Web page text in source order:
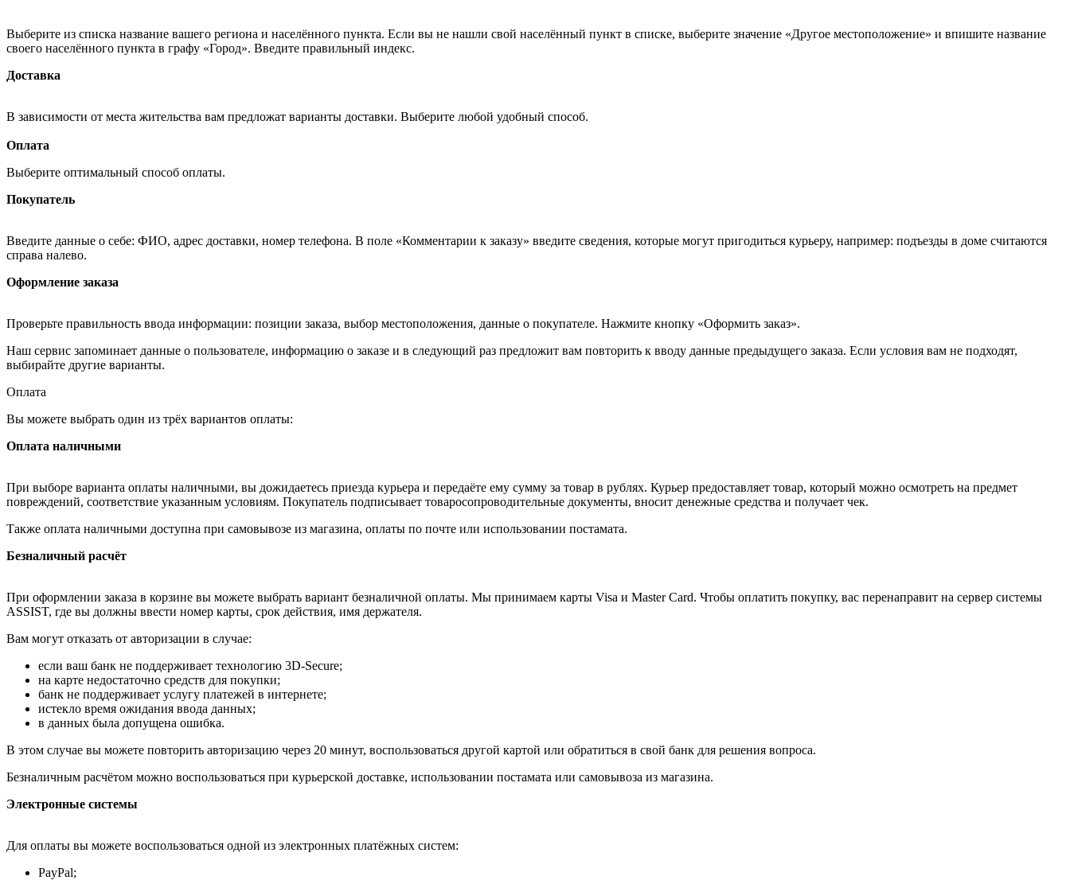
Выберите из списка название вашего региона и населённого пункта. Если вы не нашли свой населённый пункт в списке, выберите значение «Другое местоположение» и впишите название
своего населённого пункта в графу «Город». Введите правильный индекс.
Доставка
В зависимости от места жительства вам предложат варианты доставки. Выберите любой удобный способ.
Оплата
Выберите оптимальный способ оплаты.
Покупатель
Введите данные о себе: ФИО, адрес доставки, номер телефона. В поле «Комментарии к заказу» введите сведения, которые могут пригодиться курьеру, например: подъезды в доме считаются
справа налево.
Оформление заказа
Проверьте правильность ввода информации: позиции заказа, выбор местоположения, данные о покупателе. Нажмите кнопку «Оформить заказ».
Наш сервис запоминает данные о пользователе, информацию о заказе и в следующий раз предложит вам повторить к вводу данные предыдущего заказа. Если условия вам не подходят,
выбирайте другие варианты.
Оплата
Вы можете выбрать один из трёх вариантов оплаты:
Оплата наличными
При выборе варианта оплаты наличными, вы дожидаетесь приезда курьера и передаёте ему сумму за товар в рублях. Курьер предоставляет товар, который можно осмотреть на предмет
повреждений, соответствие указанным условиям. Покупатель подписывает товаросопроводительные документы, вносит денежные средства и получает чек.
Также оплата наличными доступна при самовывозе из магазина, оплаты по почте или использовании постамата.
Безналичный расчёт
При оформлении заказа в корзине вы можете выбрать вариант безналичной оплаты. Мы принимаем карты Visa и Master Card. Чтобы оплатить покупку, вас перенаправит на сервер системы
ASSIST, где вы должны ввести номер карты, срок действия, имя держателя.
Вам могут отказать от авторизации в случае:
если ваш банк не поддерживает технологию 3D-Secure;
на карте недостаточно средств для покупки;
банк не поддерживает услугу платежей в интернете;
истекло время ожидания ввода данных;
в данных была допущена ошибка.
В этом случае вы можете повторить авторизацию через 20 минут, воспользоваться другой картой или обратиться в свой банк для решения вопроса.
Безналичным расчётом можно воспользоваться при курьерской доставке, использовании постамата или самовывоза из магазина.
Электронные системы
Для оплаты вы можете воспользоваться одной из электронных платёжных систем:
PayPal;